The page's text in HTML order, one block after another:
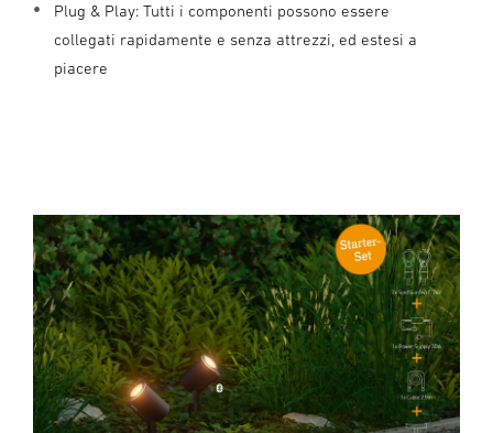
Plug & Play: Tutti i componenti possono essere
collegati rapidamente e senza attrezzi, ed estesi a
piacere